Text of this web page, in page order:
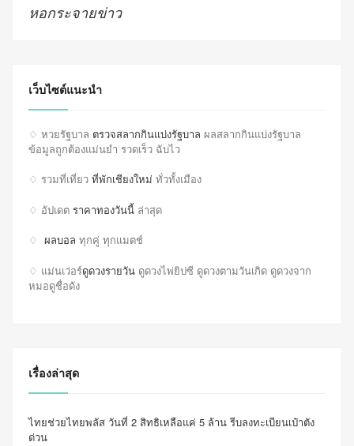
หอกระจายข่าว
เว็บไซต์แนะนำ
♢ หวยรัฐบาล ตรวจสลากกินแบ่งรัฐบาล ผลสลากกินแบ่งรัฐบาล
ข้อมูลถูกต้องแม่นยำ รวดเร็ว ฉับไว
♢ รวมที่เที่ยว ที่พักเชียงใหม่ ทั่วทั้งเมือง
♢ อัปเดต ราคาทองวันนี้ ล่าสุด
♢ ผลบอล ทุกคู่ ทุกแมตช์
♢ แม่นเว่อร์ดูดวงรายวัน ดูดวงไพ่ยิปซี ดูดวงตามวันเกิด ดูดวงจาก
หมอดูชื่อดัง
เรื่องล่าสุด
ไทยช่วยไทยพลัส วันที่ 2 สิทธิเหลือแค่ 5 ล้าน รีบลงทะเบียนเป๋าตัง
ด่วน